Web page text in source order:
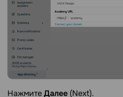
НажмитеДалее (Next).